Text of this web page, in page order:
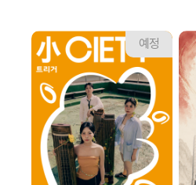
예정